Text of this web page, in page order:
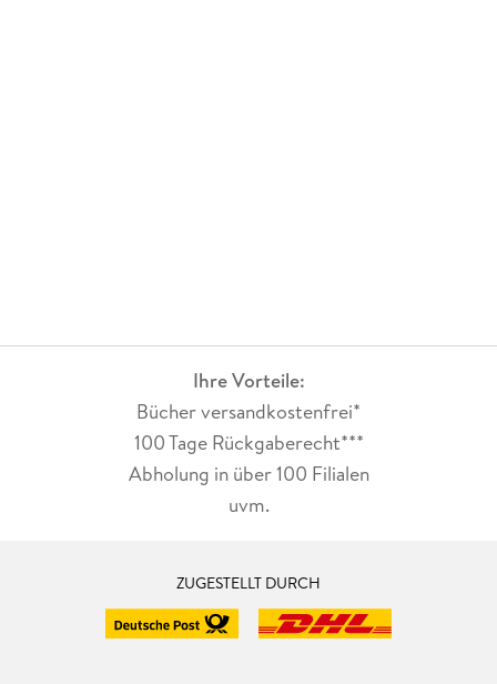
Ihre Vorteile:
Bücher versandkostenfrei*
100 Tage Rückgaberecht***
Abholung in über 100 Filialen
uvm.
ZUGESTELLT DURCH